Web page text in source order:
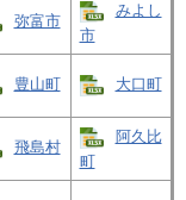
弥富市
みよし
市
豊山町 大口町
飛島村
阿久比
町